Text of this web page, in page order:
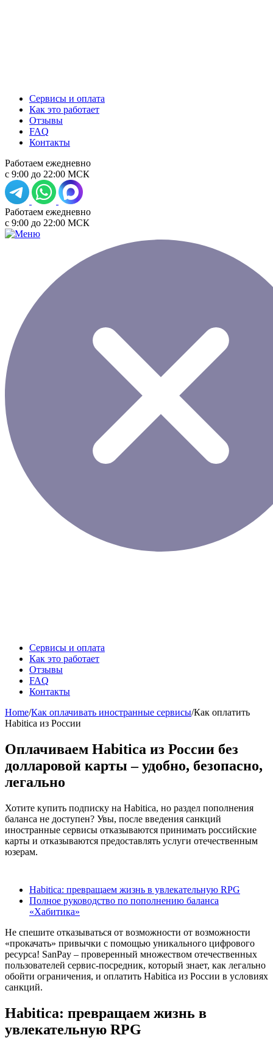
Сервисы и оплата
Как это работает
Отзывы
FAQ
Контакты
Работаем ежедневно
с 9:00 до 22:00 МСК
Работаем ежедневно
с 9:00 до 22:00 МСК
Сервисы и оплата
Как это работает
Отзывы
FAQ
Контакты
Home/Как оплачивать иностранные сервисы/Как оплатить
Habitica из России
Оплачиваем Habitica из России без
долларовой карты – удобно, безопасно,
легально
Хотите купить подписку на Habitica, но раздел пополнения
баланса не доступен? Увы, после введения санкций
иностранные сервисы отказываются принимать российские
карты и отказываются предоставлять услуги отечественным
юзерам.
Habitica: превращаем жизнь в увлекательную RPG
Полное руководство по пополнению баланса
«Хабитика»
Не спешите отказываться от возможности от возможности
«прокачать» привычки с помощью уникального цифрового
ресурса! SanPay – проверенный множеством отечественных
пользователей сервис-посредник, который знает, как легально
обойти ограничения, и оплатить Habitica из России в условиях
санкций.
Habitica: превращаем жизнь в
увлекательную RPG